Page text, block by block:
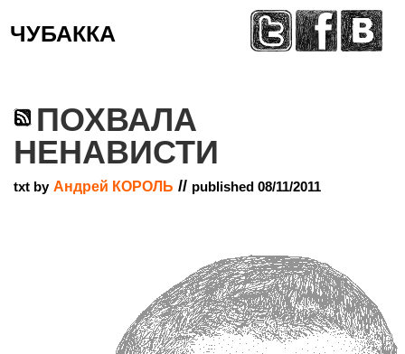
ЧУБАККА Меню
ПОХВАЛА
НЕНАВИСТИ
txt by Андрей КОРОЛЬ // published 08/11/2011